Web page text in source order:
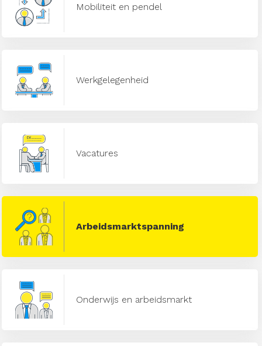
Mobiliteit en pendel
Werkgelegenheid
Vacatures
Arbeidsmarktspanning
Onderwijs en arbeidsmarkt